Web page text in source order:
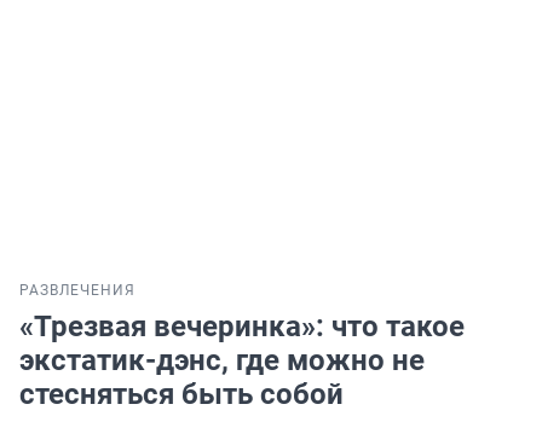
РАЗВЛЕЧЕНИЯ
«Трезвая вечеринка»: что такое
экстатик-дэнс, где можно не
стесняться быть собой